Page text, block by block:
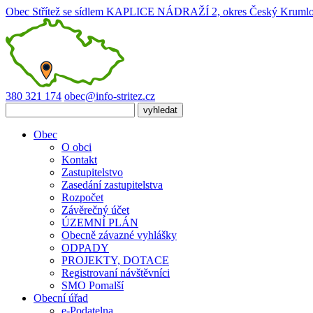
Obec Střítež se sídlem KAPLICE NÁDRAŽÍ 2, okres Český
380 321 174 obec@info-stritez.cz
Obec
O obci
Kontakt
Zastupitelstvo
Zasedání zastupitelstva
Rozpočet
Závěrečný účet
ÚZEMNÍ PLÁN
Obecně závazné vyhlášky
ODPADY
PROJEKTY, DOTACE
Registrovaní návštěvníci
SMO Pomalší
Obecní úřad
e-Podatelna